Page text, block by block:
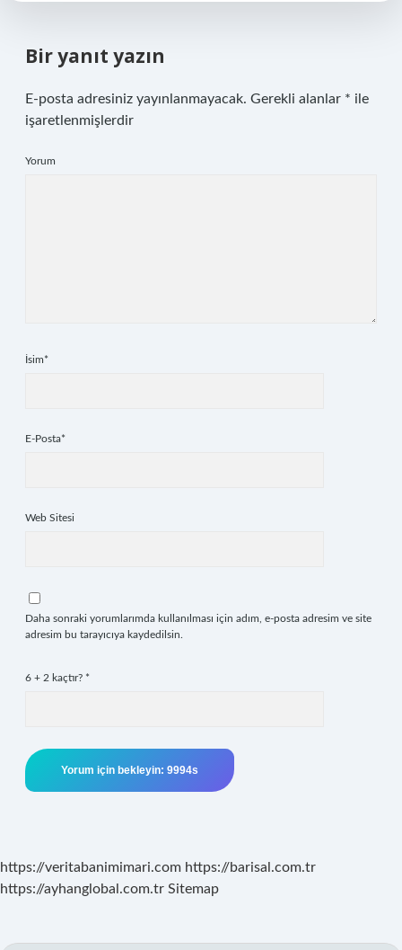
Bir yanıt yazın
E-posta adresiniz yayınlanmayacak. Gerekli alanlar * ile
işaretlenmişlerdir
Yorum
İsim*
E-Posta*
Web Sitesi
Daha sonraki yorumlarımda kullanılması için adım, e-posta adresim ve site
adresim bu tarayıcıya kaydedilsin.
6 + 2 kaçtır? *
https://veritabanimimari.com https://barisal.com.tr
https://ayhanglobal.com.tr Sitemap